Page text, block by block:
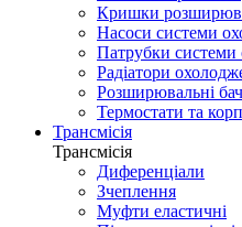
Кришки
Насоси системи
Патрубки системи
Радіатори
Розширювальні
Термостати та
Трансмісія
Трансмісія
Диференціали
Зчеплення
Муфти еластичні